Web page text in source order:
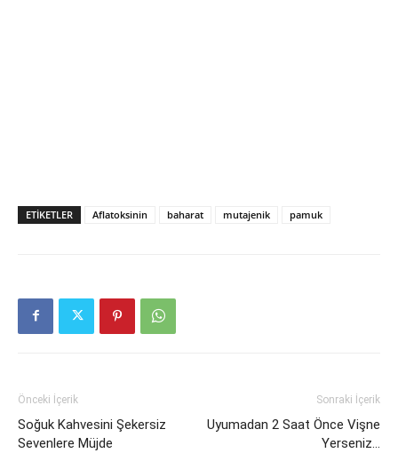
ETIKETLER Aflatoksinin baharat mutajenik pamuk
Önceki İçerik
Soğuk Kahvesini Şekersiz
Sevenlere Müjde
Sonraki İçerik
Uyumadan 2 Saat Önce Vişne
Yerseniz…